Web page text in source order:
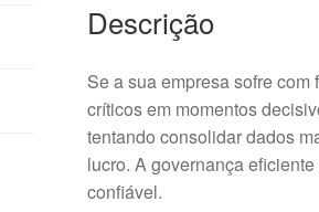
Descrição
Se a sua empresa sofre
críticos em momentos
tentando consolidar dados
lucro. A governança
confiável.